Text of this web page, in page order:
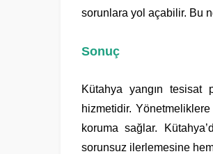
sorunlara yol açabilir. Bu
Sonuç
Kütahya yangın
hizmetidir.
koruma sağlar.
sorunsuz ilerlemesine